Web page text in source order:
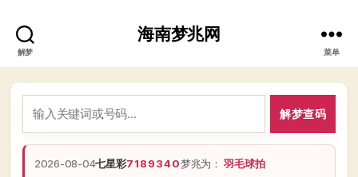
解梦
海南梦兆网
菜单
解梦查码
2026-08-04七星彩7189340梦兆为：羽毛球拍